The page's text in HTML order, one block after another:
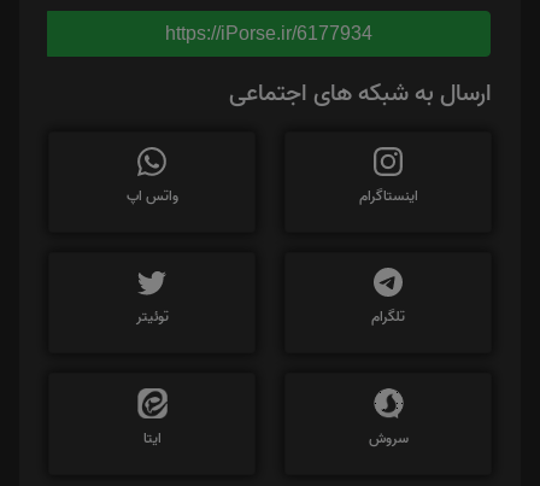
https://iPorse.ir/6177934
ارسال به شبکه های اجتماعی
اینستاگرام واتس اپ
تلگرام توئیتر
سروش ایتا